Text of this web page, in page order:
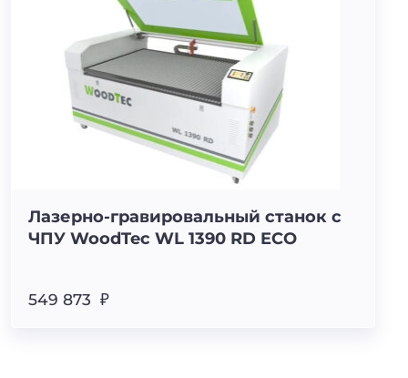
Лазерно-гравировальный станок с
ЧПУ WoodTec WL 1390 RD ECO
549 873 ₽